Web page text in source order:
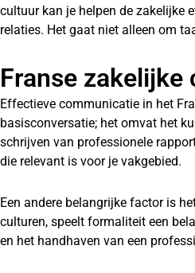
cultuur kan je helpen de zakelijke
relaties. Het gaat niet alleen om
Franse
Effectieve communicatie in het
basisconversatie; het omvat het
schrijven van professionele
die relevant is voor je vakgebied.
Een andere belangrijke factor is
culturen, speelt formaliteit een
en het handhaven van een